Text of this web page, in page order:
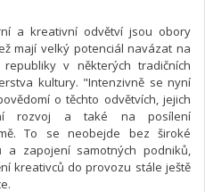
a kreativní odvětví jsou obory
mají velký potenciál navázat na
v některých tradičních
kultury. "Intenzivně se nyní
o těchto odvětvích, jejich
rozvoj a také na posílení
To se neobejde bez široké
a zapojení samotných podniků,
kreativců do provozu stále ještě